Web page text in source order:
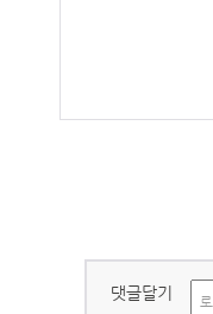
댓글달기